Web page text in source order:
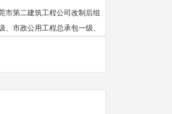
市第二建筑工程公司改制后组
市政公用工程总承包一级、
、企业信用评价AAA级信用
。